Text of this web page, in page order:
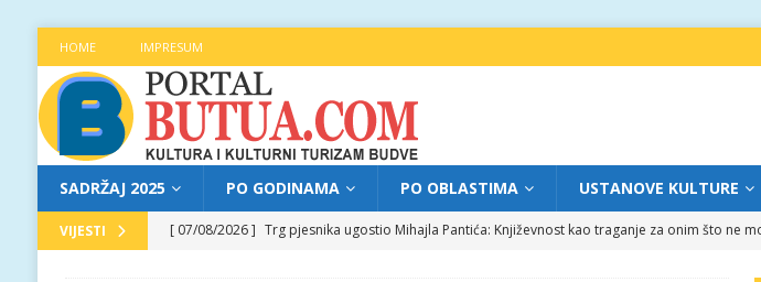
HOME IMPRESUM
SADRŽAJ 2025 PO GODINAMA PO OBLASTIMA USTANOVE KULTURE
VIJESTI [ 07/08/2026 ] Trg pjesnika ugostio Mihajla Pantića: Književnost kao traganje za onim što ne